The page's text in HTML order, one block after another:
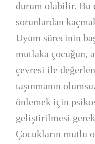
durum olabilir. Bu
sorunlardan
Uyum sürecinin
mutlaka çocuğun,
çevresi ile
taşınmanın
önlemek için
geliştirilmesi
Çocukların mutlu